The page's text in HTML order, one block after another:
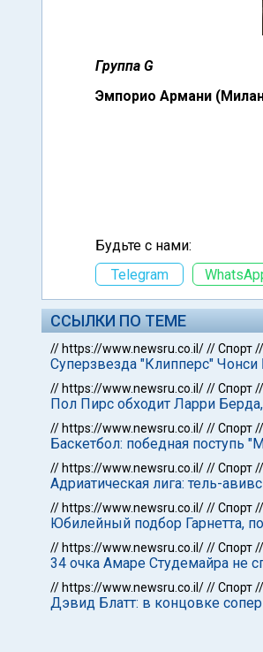
Группа G
Эмпорио Армани
Будьте с нами:
Telegram
ССЫЛКИ ПО ТЕМЕ
// https://www.newsru.co.il///Спорт//
Суперзвезда "Клипперс"
// https://www.newsru.co.il///Спорт//
Пол Пирс обходит Ларри
// https://www.newsru.co.il///Спорт//
Баскетбол: победная поступь
// https://www.newsru.co.il///Спорт//
Адриатическая лига: тель-
// https://www.newsru.co.il///Спорт//
Юбилейный подбор Гарнетта,
// https://www.newsru.co.il///Спорт//
34 очка Амаре Студемайра не
// https://www.newsru.co.il///Спорт//
Дэвид Блатт: в концовке